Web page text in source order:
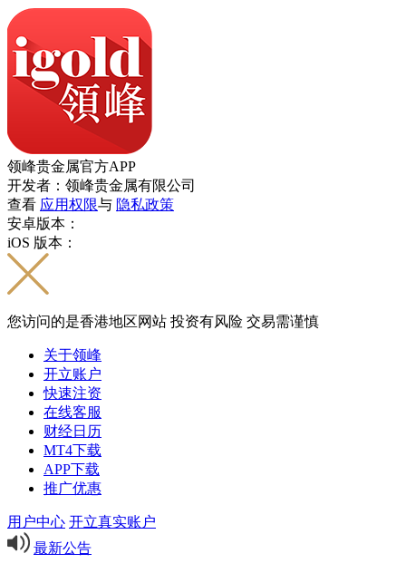
领峰贵金属官方APP
开发者：领峰贵金属有限公司
查看 应用权限与 隐私政策
安卓版本：
iOS 版本：
您访问的是香港地区网站 投资有风险 交易需谨慎
关于领峰
开立账户
快速注资
在线客服
财经日历
MT4下载
APP下载
推广优惠
用户中心 开立真实账户
最新公告